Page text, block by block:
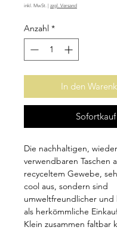
inkl. MwSt. zzgl. Versand
Anzahl *
In den
Sofortkauf
Die nachhaltigen, wieder
verwendbaren Taschen
recyceltem Gewebe,
cool aus, sondern sind
umweltfreundlicher
als herkömmliche
Klein zusammen faltbar